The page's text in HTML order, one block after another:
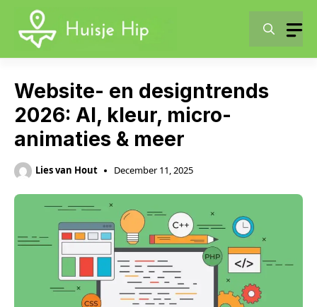
content
Website- en designtrends
2026: AI, kleur, micro-
animaties & meer
Lies van Hout December 11, 2025